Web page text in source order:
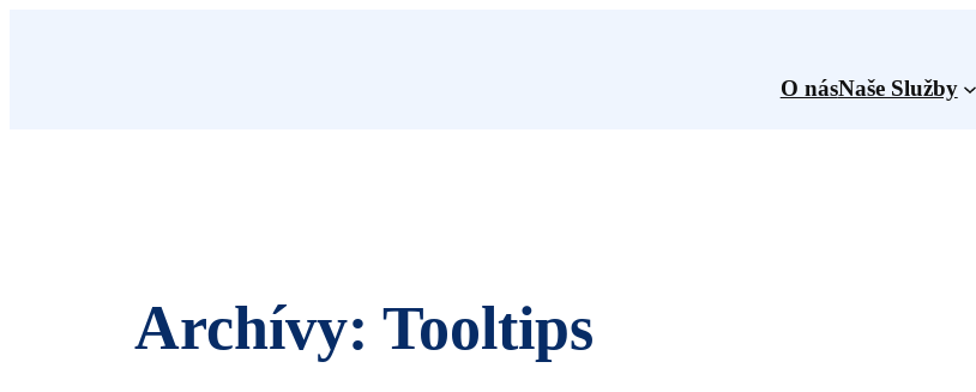
O násNaše Služby
Archívy: Tooltips